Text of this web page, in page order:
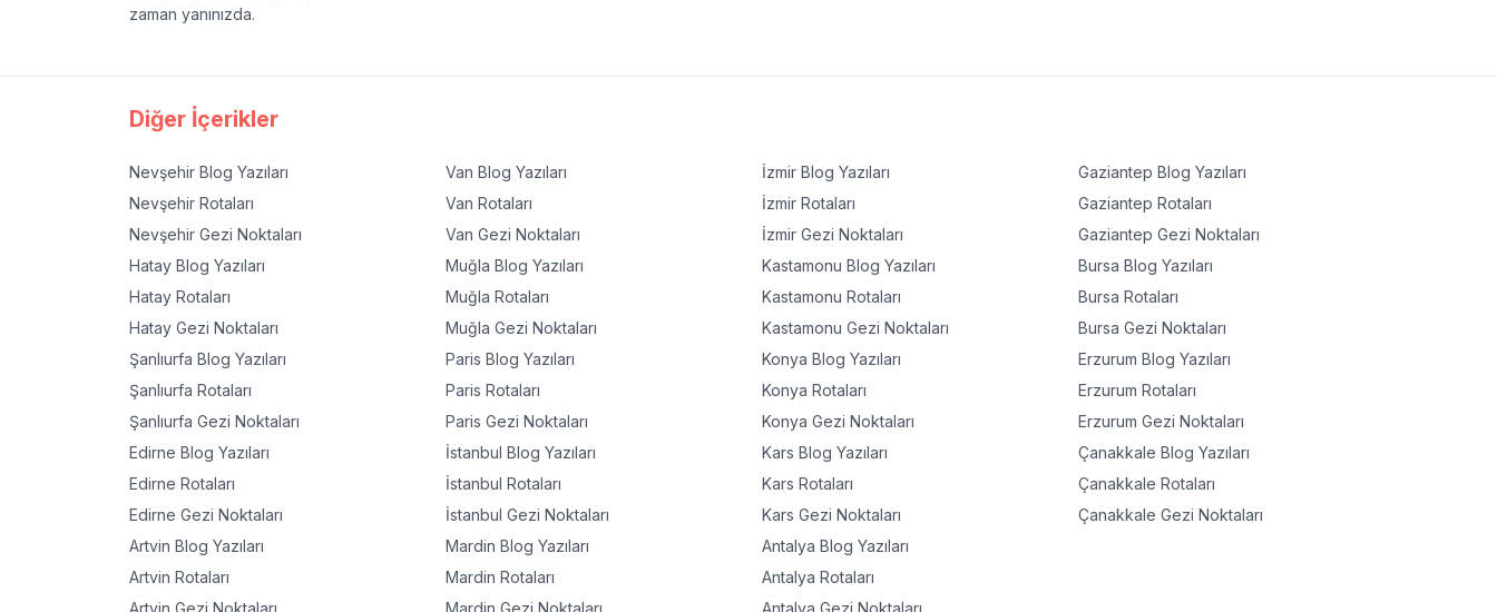
zaman yanınızda.
Diğer İçerikler
Nevşehir Blog Yazıları
Nevşehir Rotaları
Nevşehir Gezi Noktaları
Hatay Blog Yazıları
Hatay Rotaları
Hatay Gezi Noktaları
Şanlıurfa Blog Yazıları
Şanlıurfa Rotaları
Şanlıurfa Gezi Noktaları
Edirne Blog Yazıları
Edirne Rotaları
Edirne Gezi Noktaları
Artvin Blog Yazıları
Artvin Rotaları
Artvin Gezi Noktaları
Van Blog Yazıları
Van Rotaları
Van Gezi Noktaları
Muğla Blog Yazıları
Muğla Rotaları
Muğla Gezi Noktaları
Paris Blog Yazıları
Paris Rotaları
Paris Gezi Noktaları
İstanbul Blog Yazıları
İstanbul Rotaları
İstanbul Gezi Noktaları
Mardin Blog Yazıları
Mardin Rotaları
Mardin Gezi Noktaları
İzmir Blog Yazıları
İzmir Rotaları
İzmir Gezi Noktaları
Kastamonu Blog Yazıları
Kastamonu Rotaları
Kastamonu Gezi Noktaları
Konya Blog Yazıları
Konya Rotaları
Konya Gezi Noktaları
Kars Blog Yazıları
Kars Rotaları
Kars Gezi Noktaları
Antalya Blog Yazıları
Antalya Rotaları
Antalya Gezi Noktaları
Gaziantep Blog Yazıları
Gaziantep Rotaları
Gaziantep Gezi Noktaları
Bursa Blog Yazıları
Bursa Rotaları
Bursa Gezi Noktaları
Erzurum Blog Yazıları
Erzurum Rotaları
Erzurum Gezi Noktaları
Çanakkale Blog Yazıları
Çanakkale Rotaları
Çanakkale Gezi Noktaları